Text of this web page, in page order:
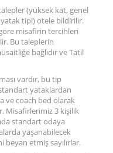
(yüksek kat, genel
yatak tipi) otele bildirilir.
misafirin tercihleri
Bu taleplerin
bağlıdır ve Tatil
vardır, bu tip
yataklardan
ve coach bed olarak
Misafirlerimiz 3 kişilik
standart odaya
yaşanabilecek
beyan etmiş sayılırlar.